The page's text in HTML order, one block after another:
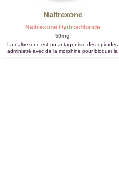
Naltrexone
Naltrexone Hydrochloride
50mg
La naltrexone est un antagoniste des opioïdes
administré avec de la morphine pour bloquer la
toxicomanie due à la morphine, l'héroïne et